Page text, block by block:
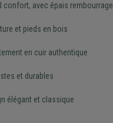
confort, avec épais rembourrage
et pieds en bois
en cuir authentique
et durables
élégant et classique